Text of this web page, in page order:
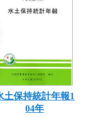
土保持統計年報1
04年